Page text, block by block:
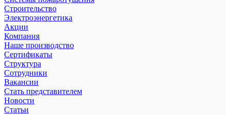
Строительство
Электроэнергетика
Акции
Компания
Наше производство
Сертификаты
Структура
Сотрудники
Вакансии
Стать представителем
Новости
Статьи